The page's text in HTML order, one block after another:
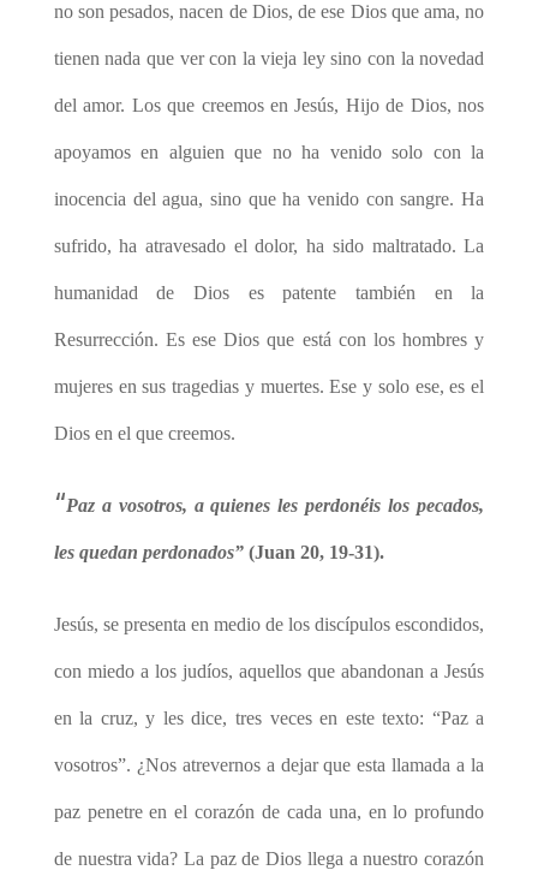
no son pesados, nacen de Dios, de ese Dios que ama, no
tienen nada que ver con la vieja ley sino con la novedad
del amor. Los que creemos en Jesús, Hijo de Dios, nos
apoyamos en alguien que no ha venido solo con la
inocencia del agua, sino que ha venido con sangre. Ha
sufrido, ha atravesado el dolor, ha sido maltratado. La
humanidad de Dios es patente también en la
Resurrección. Es ese Dios que está con los hombres y
mujeres en sus tragedias y muertes. Ese y solo ese, es el
Dios en el que creemos.
“Paz a vosotros, a quienes les perdonéis los pecados,
les quedan perdonados” (Juan 20, 19-31).
Jesús, se presenta en medio de los discípulos escondidos,
con miedo a los judíos, aquellos que abandonan a Jesús
en la cruz, y les dice, tres veces en este texto: “Paz a
vosotros”. ¿Nos atrevernos a dejar que esta llamada a la
paz penetre en el corazón de cada una, en lo profundo
de nuestra vida? La paz de Dios llega a nuestro corazón